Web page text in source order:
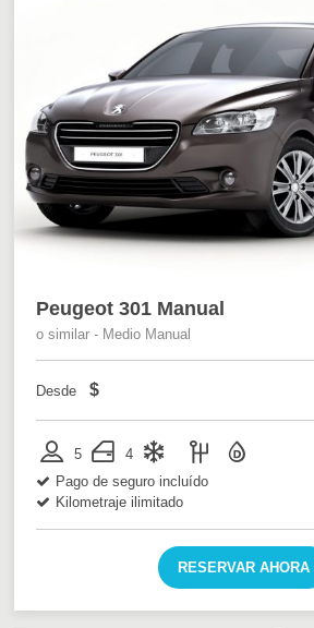
Peugeot 301 Manual
o similar - Medio Manual
Desde $
5
4
Pago de seguro incluído
Kilometraje ilimitado
RESERVAR AHORA